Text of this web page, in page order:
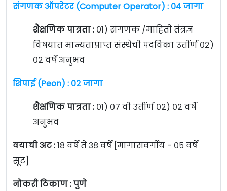
संगणक ऑपरेटर (Computer Operator) : ०४ जागा
शैक्षणिक पात्रता : ०१) संगणक /माहिती तंत्रज्ञ
विषयात मान्यताप्राप्त संस्थेची पदविका उतींर्ण ०२)
०२ वर्षे अनुभव
शिपाई (Peon) : ०२ जागा
शैक्षणिक पात्रता : ०१) ०७ वी उतींर्ण ०२) ०२ वर्षे
अनुभव
वयाची अट :१८ वर्षे ते ३८ वर्षे [मागासवर्गीय - ०५ वर्षे
सूट]
नोकरी ठिकाण : पुणे